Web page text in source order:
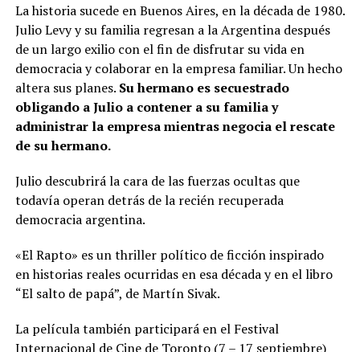
La historia sucede en Buenos Aires, en la década de 1980.
Julio Levy y su familia regresan a la Argentina después
de un largo exilio con el fin de disfrutar su vida en
democracia y colaborar en la empresa familiar. Un hecho
altera sus planes. Su hermano es secuestrado
obligando a Julio a contener a su familia y
administrar la empresa mientras negocia el rescate
de su hermano.
Julio descubrirá la cara de las fuerzas ocultas que
todavía operan detrás de la recién recuperada
democracia argentina.
«El Rapto» es un thriller político de ficción inspirado
en historias reales ocurridas en esa década y en el libro
“El salto de papá”, de Martín Sivak.
La película también participará en el Festival
Internacional de Cine de Toronto (7 – 17 septiembre)